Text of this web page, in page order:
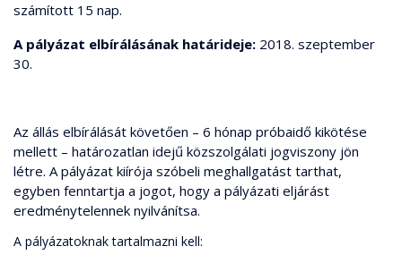
számított 15 nap.
A pályázat elbírálásának határideje: 2018. szeptember
30.
Az állás elbírálását követően – 6 hónap próbaidő kikötése
mellett – határozatlan idejű közszolgálati jogviszony jön
létre. A pályázat kiírója szóbeli meghallgatást tarthat,
egyben fenntartja a jogot, hogy a pályázati eljárást
eredménytelennek nyilvánítsa.
A pályázatoknak tartalmazni kell: